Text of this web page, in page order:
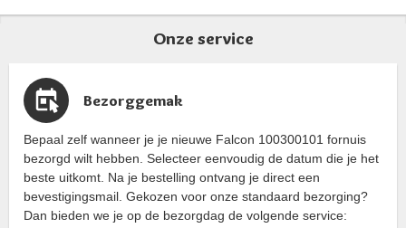
Ovenbestendig tot maximaal 200°C.
Alleen voor inductiekookplaten.
Onze service
Bezorggemak
Bepaal zelf wanneer je je nieuwe Falcon 100300101 fornuis
bezorgd wilt hebben. Selecteer eenvoudig de datum die je het
beste uitkomt. Na je bestelling ontvang je direct een
bevestigingsmail. Gekozen voor onze standaard bezorging?
Dan bieden we je op de bezorgdag de volgende service: